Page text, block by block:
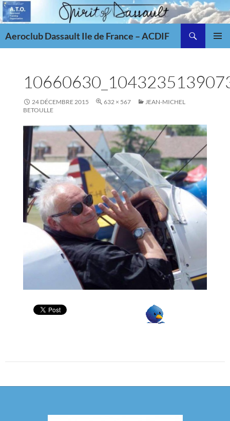
Aller
au
Aeroclub Dassault Ile de France – ACDIF
24 DÉCEMBRE 2015 632 × 567
JEAN-MICHEL
BETOULLE